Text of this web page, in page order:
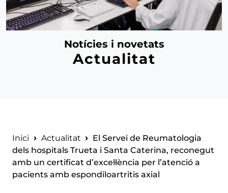
Notícies i novetats
Actualitat
Fil d'ariadna
Inici Actualitat
El Servei de Reumatologia
dels hospitals Trueta i Santa Caterina, reconegut
amb un certificat d’excel·lència per l’atenció a
pacients amb espondiloartritis axial